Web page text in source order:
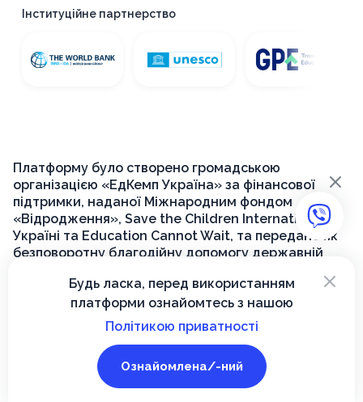
партнерство
Платформу було створено громадською
організацією «ЕдКемп Україна» за фінансової
підтримки, наданої Міжнародним фондом
«Відродження», Save the Children International в
Україні та Education Cannot Wait, та передано як
безповоротну благодійну допомогу державній
для її подальшого функціонування на державному
© 2026, Вектор
×
Будь ласка, перед використанням
платформи ознайомтесь з нашою
Політикою приватності
Ознайомлена/-ний
×